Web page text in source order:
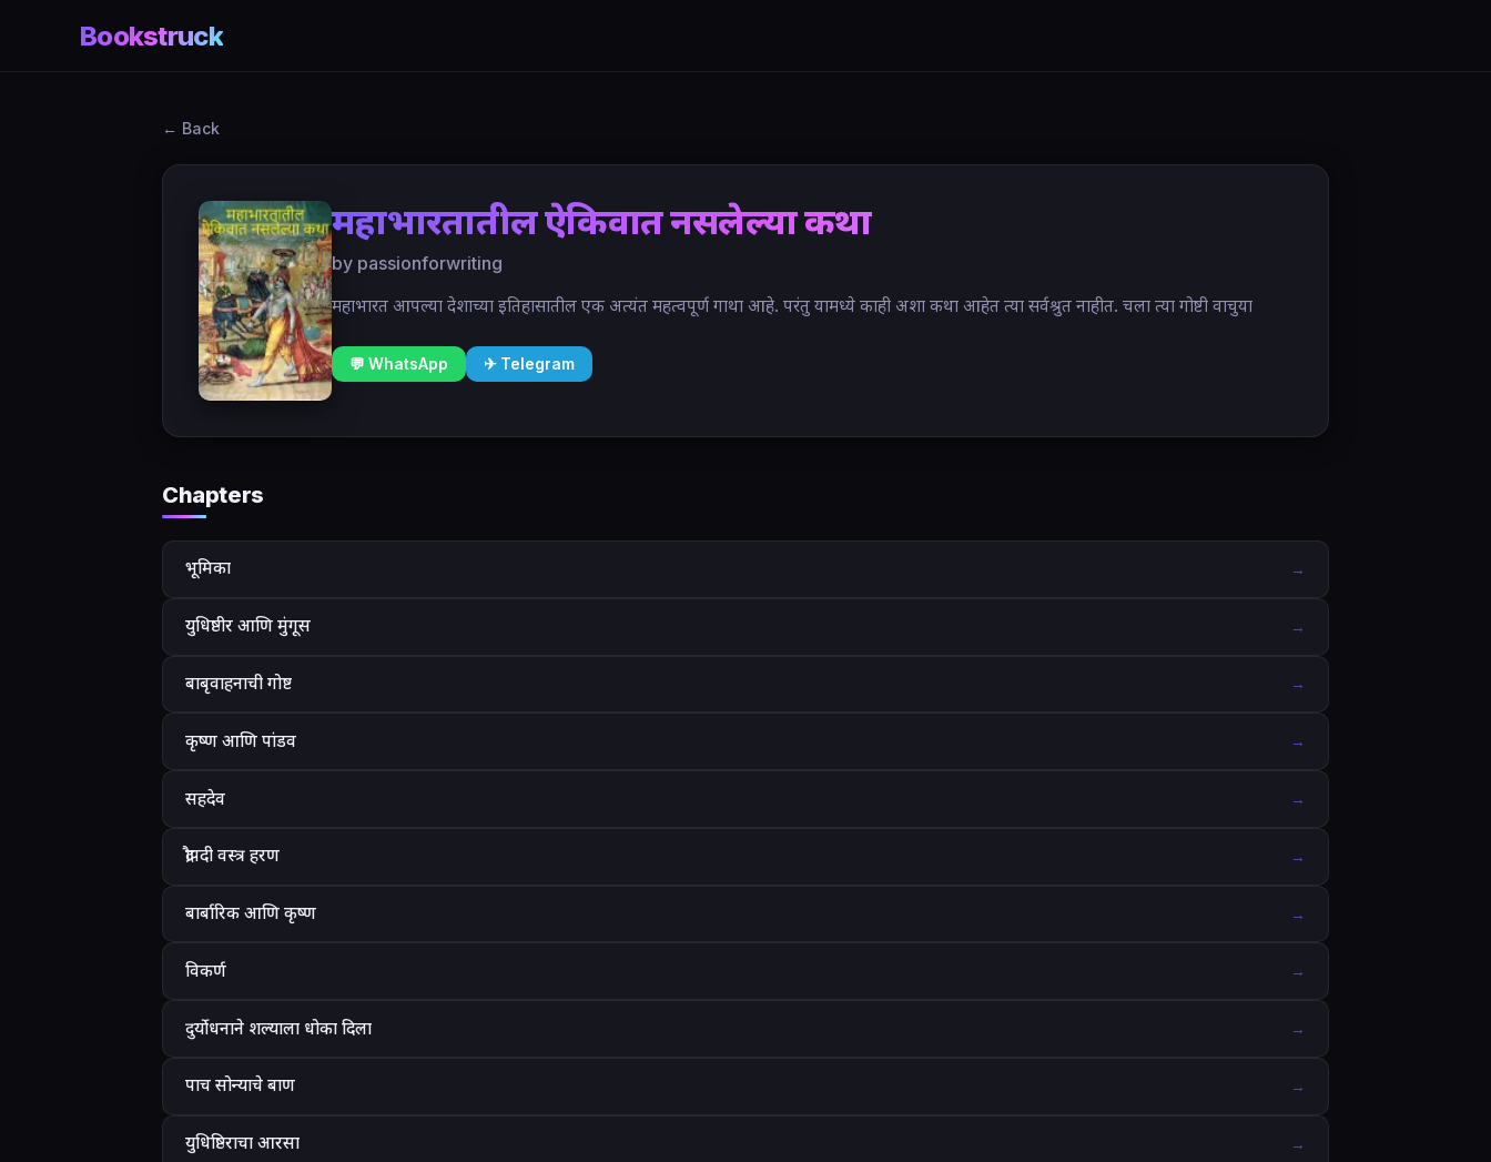
Bookstruck
← Back
महाभारतातील ऐकिवात नसलेल्या कथा
by passionforwriting
महाभारत आपल्या देशाच्या इतिहासातील एक अत्यंत महत्वपूर्ण गाथा आहे. परंतु यामध्ये काही अशा कथा आहेत त्या सर्वश्रुत नाहीत. चला त्या गोष्टी वाचुया
💬 WhatsApp ✈ Telegram
Chapters
भूमिका →
युधिष्ठीर आणि मुंगूस →
बाबृवाहनाची गोष्ट →
कृष्ण आणि पांडव →
सहदेव →
द्रौपदी वस्त्र हरण →
बार्बारिक आणि कृष्ण →
विकर्ण →
दुर्योधनाने शल्याला धोका दिला →
पाच सोन्याचे बाण →
युधिष्ठिराचा आरसा →